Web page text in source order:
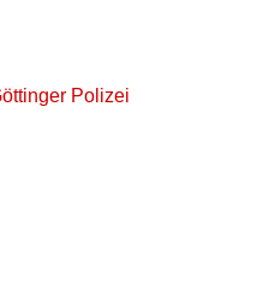
Polizei